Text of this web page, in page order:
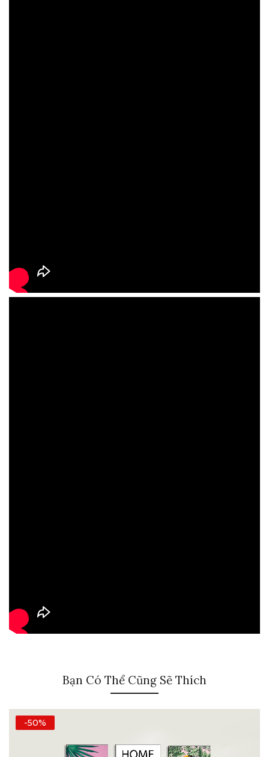
Bạn Có Thể Cũng Sẽ Thích
-50%